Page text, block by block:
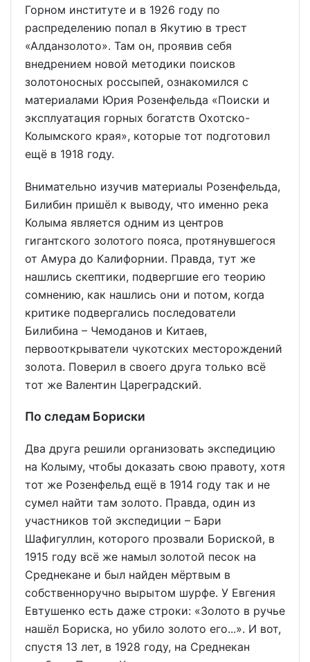
Горном институте и в 1926 году по
распределению попал в Якутию в трест
«Алданзолото». Там он, проявив себя
внедрением новой методики поисков
золотоносных россыпей, ознакомился с
материалами Юрия Розенфельда «Поиски и
эксплуатация горных богатств Охотско-
Колымского края», которые тот подготовил
ещё в 1918 году.
Внимательно изучив материалы Розенфельда,
Билибин пришёл к выводу, что именно река
Колыма является одним из центров
гигантского золотого пояса, протянувшегося
от Амура до Калифорнии. Правда, тут же
нашлись скептики, подвергшие его теорию
сомнению, как нашлись они и потом, когда
критике подвергались последователи
Билибина – Чемоданов и Китаев,
первооткрыватели чукотских месторождений
золота. Поверил в своего друга только всё
тот же Валентин Цареградский.
По следам Бориски
Два друга решили организовать экспедицию
на Колыму, чтобы доказать свою правоту, хотя
тот же Розенфельд ещё в 1914 году так и не
сумел найти там золото. Правда, один из
участников той экспедиции – Бари
Шафигуллин, которого прозвали Бориской, в
1915 году всё же намыл золотой песок на
Среднекане и был найден мёртвым в
собственноручно вырытом шурфе. У Евгения
Евтушенко есть даже строки: «Золото в ручье
нашёл Бориска, но убило золото его...». И вот,
спустя 13 лет, в 1928 году, на Среднекан